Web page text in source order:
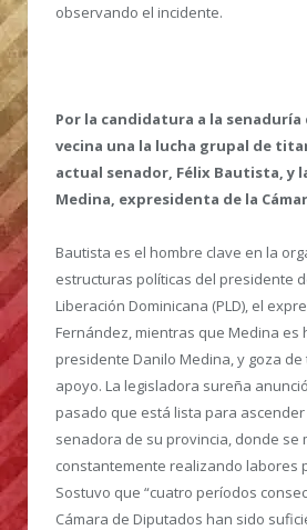
observando el incidente.
Por la candidatura a la senaduría
vecina una la lucha grupal de
actual senador, Félix Bautista, y
Medina, expresidenta de la
Bautista es el hombre clave en la
estructuras políticas del presidente
Liberación Dominicana (PLD), el
Fernández, mientras que Medina es
presidente Danilo Medina, y goza
apoyo. La legisladora sureña
pasado que está lista para
senadora de su provincia, donde se
constantemente realizando labores
Sostuvo que “cuatro períodos
Cámara de Diputados han sido